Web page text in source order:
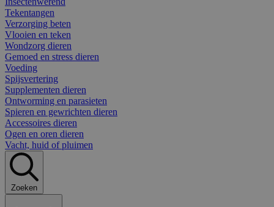
Tekentangen
Verzorging beten
Vlooien en teken
Wondzorg dieren
Gemoed en stress dieren
Voeding
Spijsvertering
Supplementen dieren
Ontworming en parasieten
Spieren en gewrichten dieren
Accessoires dieren
Ogen en oren dieren
Vacht, huid of pluimen
Zoeken